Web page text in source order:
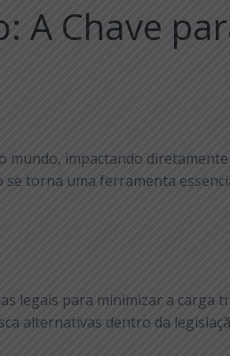
Chave
impactando
torna uma ferramenta
legais para minimizar a carga
alternativas dentro da